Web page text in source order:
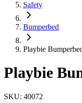
Safety
Bumperbed
Playbie
Playbie
SKU: 40072